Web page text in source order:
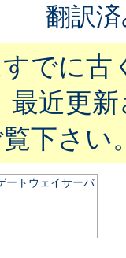
翻訳
でに古
最近更
下さい
ートウェイサーバ